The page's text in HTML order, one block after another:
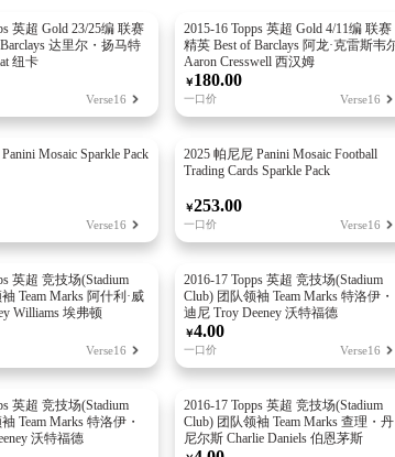
圈
与
英超 Gold 23/25编 联赛
达里尔・扬马特
纽卡
Verse16
2015-16 Topps 英超 Gold 4/11编 联赛
精英 Best of Barclays 阿龙·克雷斯韦
Aaron Cresswell 西汉姆
￥180.00
一口价 Verse16
Mosaic Sparkle Pack
Verse16
2025 帕尼尼 Panini Mosaic Football
Trading Cards Sparkle Pack
￥253.00
一口价 Verse16
英超 竞技场(Stadium
Team Marks 阿什利·威
Williams 埃弗顿
Verse16
2016-17 Topps 英超 竞技场(Stadium
Club) 团队领袖 Team Marks 特洛伊・
迪尼 Troy Deeney 沃特福德
￥4.00
一口价 Verse16
英超 竞技场(Stadium
Team Marks 特洛伊・
沃特福德
2016-17 Topps 英超 竞技场(Stadium
Club) 团队领袖 Team Marks 查理・丹
尼尔斯 Charlie Daniels 伯恩茅斯